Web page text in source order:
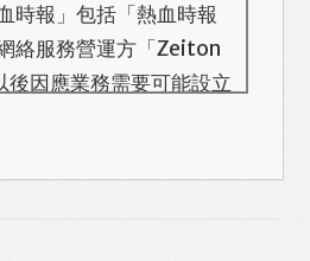
時報」包括「熱血時報
絡服務營運方「Zeiton
因應業務需要可能設立
的個人資料包括姓名、